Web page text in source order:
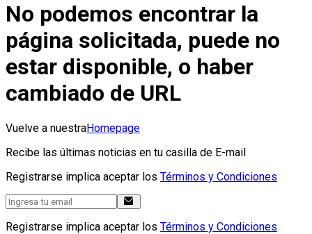
No podemos encontrar la
página solicitada, puede no
estar disponible, o haber
cambiado de URL
Vuelve a nuestraHomepage
Recibe las últimas noticias en tu casilla de E-mail
Registrarse implica aceptar los Términos y Condiciones
Registrarse implica aceptar los Términos y Condiciones